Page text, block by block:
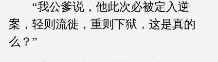
“我公爹说，他此次必被定入逆
案，轻则流徙，重则下狱，这是真的
么？”